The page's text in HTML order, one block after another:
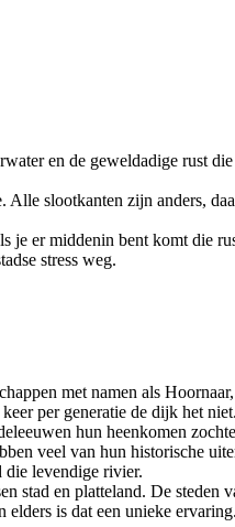
en de geweldadige rust
Alle slootkanten zijn anders,
je er middenin bent komt die
stress weg.
met namen als
per generatie de dijk het
hun heenkomen
veel van hun historische
die levendige rivier.
stad en platteland. De
elders is dat een unieke ervaring.